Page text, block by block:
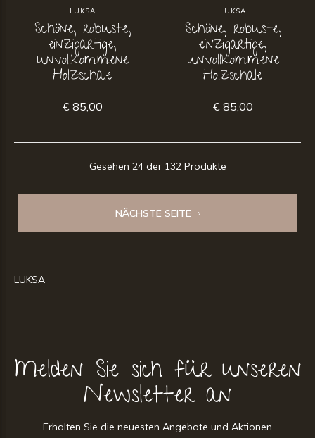
LUKSA
Schöne, robuste,
einzigartige,
unvollkommene
Holzschale
€ 85,00
LUKSA
Schöne, robuste,
einzigartige,
unvollkommene
Holzschale
€ 85,00
Gesehen 24 der 132 Produkte
NÄCHSTE SEITE
LUKSA
Melden Sie sich für unseren
Newsletter an
Erhalten Sie die neuesten Angebote und Aktionen